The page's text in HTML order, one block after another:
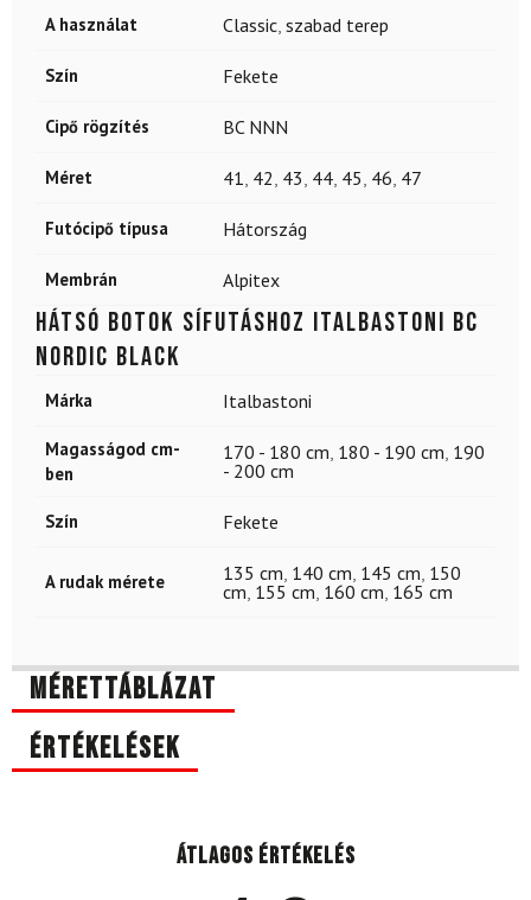
A használat Classic szabad terep
Szín Fekete
Cipő rögzítés BC NNN
Méret 41 42 43 44 45 46 47
Futócipő típusa Hátország
Membrán Alpitex
Hátsó botok sífutáshoz ITALBASTONI BC
Nordic Black
Márka Italbastoni
Magasságod cm-
ben
170 - 180 cm 180 - 190 cm 190
- 200 cm
Szín Fekete
A rudak mérete 135 cm 140 cm 145 cm 150
cm 155 cm 160 cm 165 cm
Mérettáblázat
Értékelések
Átlagos értékelés